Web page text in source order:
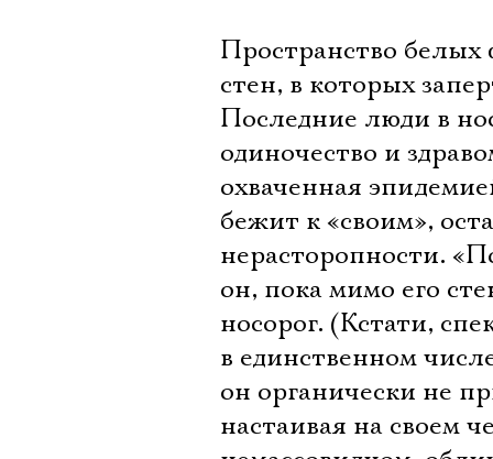
Пространство белых
стен, в которых
Последние люди в
одиночество и
охваченная
бежит к «своим»,
нерасторопности.
он, пока мимо его
носорог. (Кстати,
в единственном
он органически не
настаивая на своем